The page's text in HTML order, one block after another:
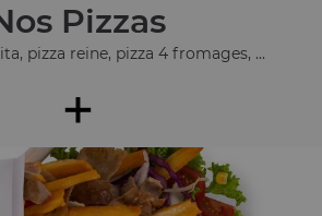
Pizzas
pizza reine, pizza 4 fromages, ...
+